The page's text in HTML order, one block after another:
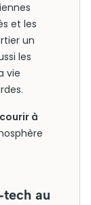
et les
un
les
vie
à
au